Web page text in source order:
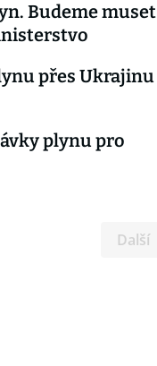
Budeme muset
přes Ukrajinu
plynu pro
Další